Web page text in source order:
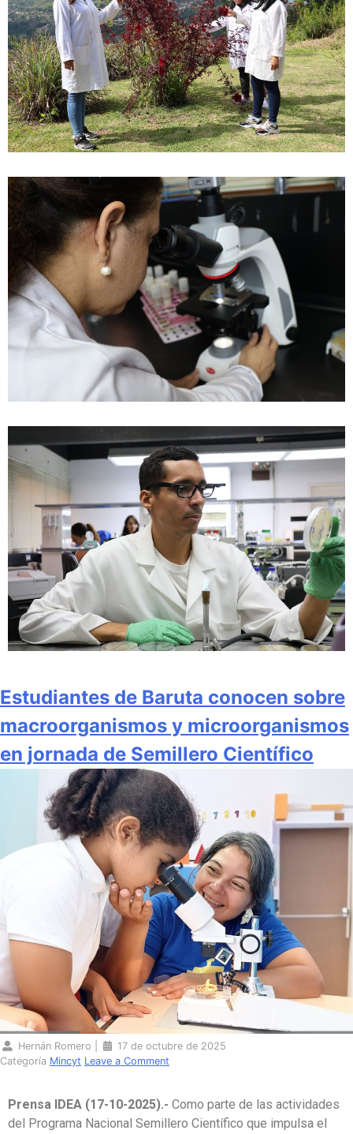
Estudiantes de Baruta conocen sobre
macroorganismos y microorganismos
en jornada de Semillero Científico
Hernán Romero
17 de octubre de 2025
Categoría Mincyt Leave a Comment
Prensa IDEA (17-10-2025).- Como parte de las actividades
del Programa Nacional Semillero Científico que impulsa el